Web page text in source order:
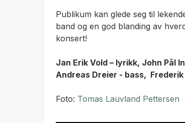
Publikum kan glede seg til
band og en god blanding av
konsert!
Jan Erik Vold – lyrikk, John Pål
Andreas Dreier - bass,
Foto: Tomas Lauvland Pettersen